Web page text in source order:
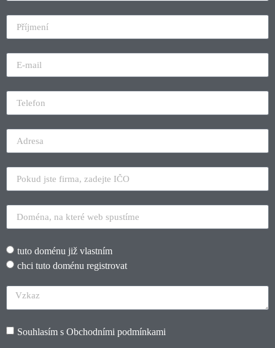
tuto doménu již vlastním
chci tuto doménu registrovat
Souhlasím s Obchodními podmínkami